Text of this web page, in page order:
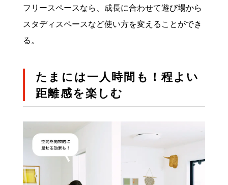
フリースペースなら、成長に合わせて遊び場から
スタディスペースなど使い方を変えることができ
る。
たまには一人時間も！程よい
距離感を楽しむ